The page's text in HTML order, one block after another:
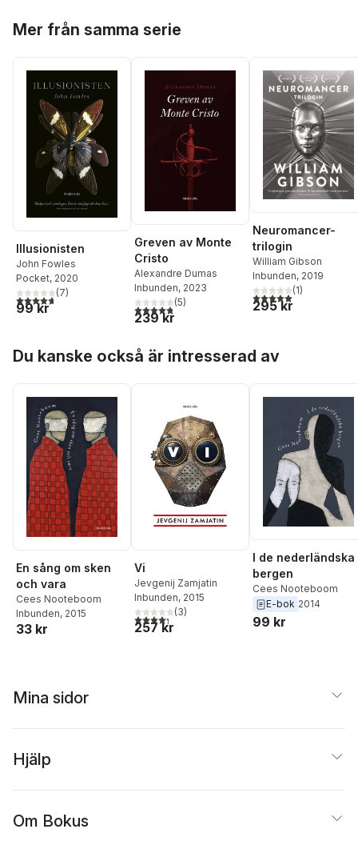
Mer från samma serie
Illusionisten
John Fowles
Pocket, 2020
4,7utav 5 stjärnor. Totalt antal röster:
(7)
99 kr
Greven av Monte
Cristo
Alexandre Dumas
Inbunden, 2023
4,8utav 5 stjärnor. Totalt antal röster:
(5)
239 kr
Neuromancer-
trilogin
William Gibson
Inbunden, 2019
5,0utav 5 stjärnor.
(1)
295 kr
Du kanske också är intresserad av
En sång om sken
och vara
Cees Nooteboom
Inbunden, 2015
33 kr
Vi
Jevgenij Zamjatin
Inbunden, 2015
4,3utav 5 stjärnor. Totalt antal röster:
(3)
257 kr
I de nederländska
bergen
Cees Nooteboom
E-bok 2014
99 kr
Mina sidor
Hjälp
Om Bokus